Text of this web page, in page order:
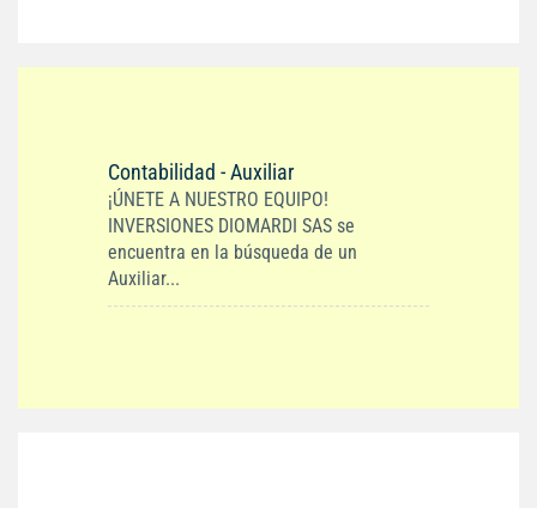
Contabilidad - Auxiliar
¡ÚNETE A NUESTRO EQUIPO!
INVERSIONES DIOMARDI SAS se
encuentra en la búsqueda de un
Auxiliar...